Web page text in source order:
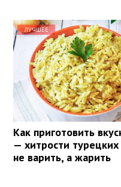
ЛУЧШЕЕ
Как приготовить
— хитрости турецких
не варить, а жарить